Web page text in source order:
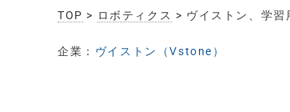
TOP > ロボティクス > ヴイストン、学
企業： ヴイストン（Vstone）